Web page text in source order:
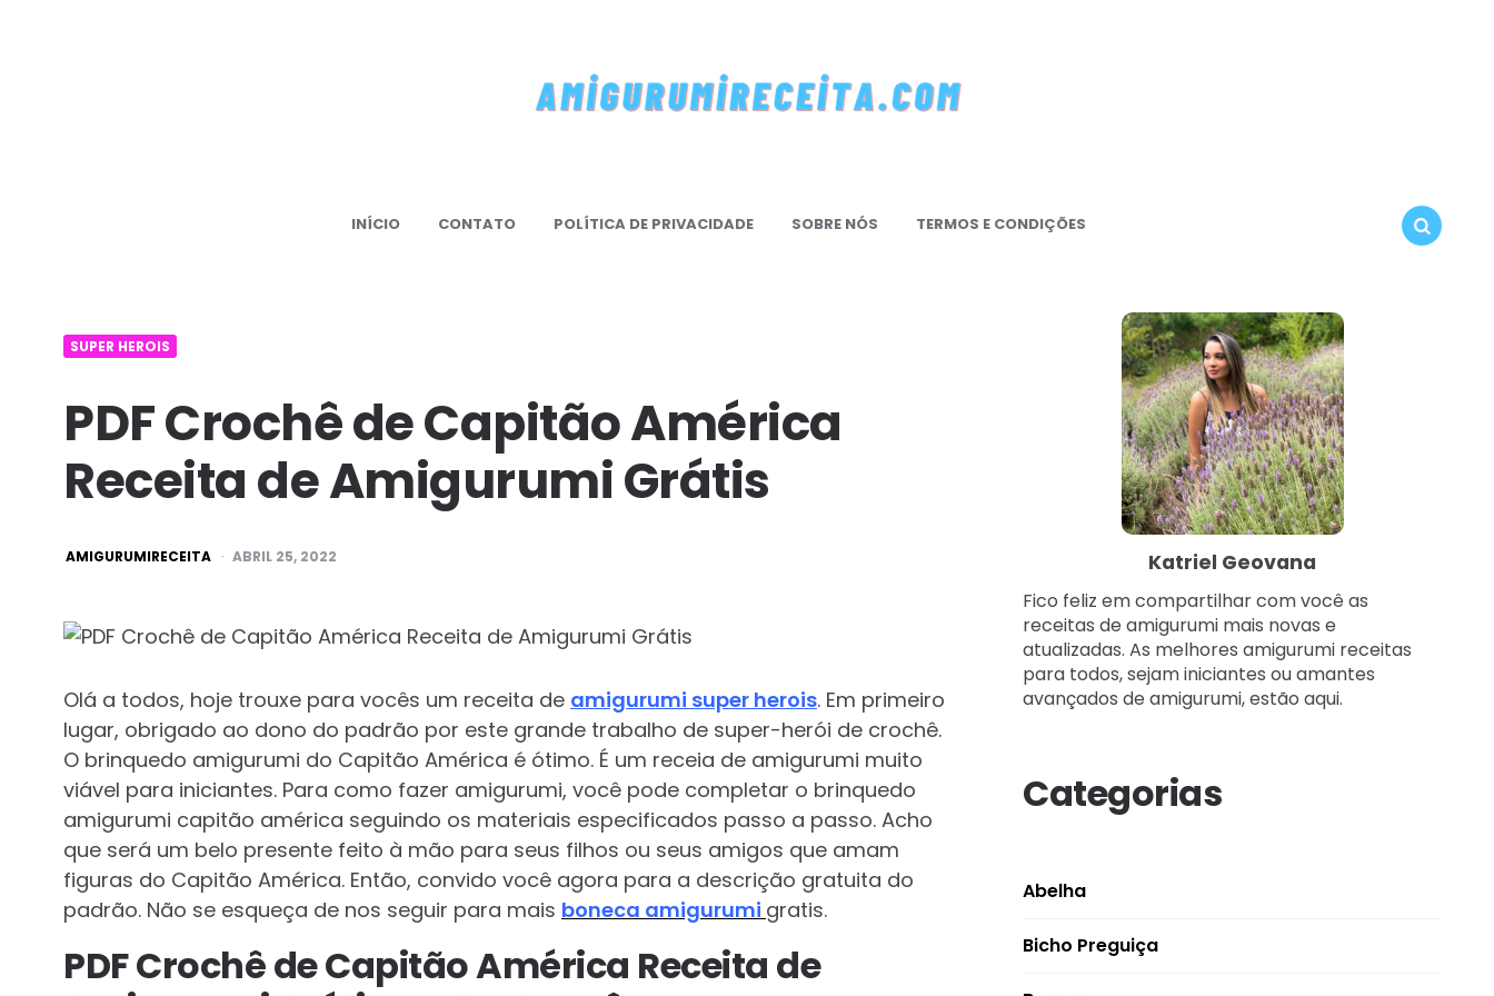
Amigurumi
grátis
INÍCIO CONTATO POLÍTICA DE PRIVACIDADE SOBRE NÓS
TERMOS E CONDIÇÕES
SUPER HEROIS
PDF Crochê de Capitão América
Receita de Amigurumi Grátis
POSTED
BY
AMIGURUMIRECEITA ABRIL 25, 2022
Olá a todos, hoje trouxe para vocês um receita de amigurumi super herois. Em primeiro
lugar, obrigado ao dono do padrão por este grande trabalho de super-herói de crochê.
O brinquedo amigurumi do Capitão América é ótimo. É um receia de amigurumi muito
viável para iniciantes. Para como fazer amigurumi, você pode completar o brinquedo
amigurumi capitão américa seguindo os materiais especificados passo a passo. Acho
que será um belo presente feito à mão para seus filhos ou seus amigos que amam
figuras do Capitão América. Então, convido você agora para a descrição gratuita do
padrão. Não se esqueça de nos seguir para mais boneca amigurumi gratis.
PDF Crochê de Capitão América Receita de
Katriel Geovana
Fico feliz em compartilhar com você as
receitas de amigurumi mais novas e
atualizadas. As melhores amigurumi receitas
para todos, sejam iniciantes ou amantes
avançados de amigurumi, estão aqui.
Categorias
Abelha
Bicho Preguiça